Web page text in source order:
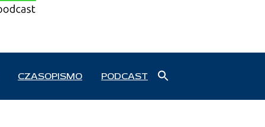
CZASOPISMO PODCAST